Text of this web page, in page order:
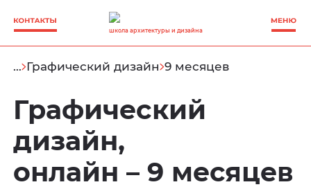
школа архитектуры и дизайна
… Графический дизайн 9 месяцев
Графический
дизайн,
онлайн – 9 месяцев